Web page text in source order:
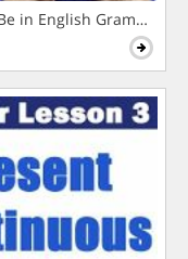
in English Grammar